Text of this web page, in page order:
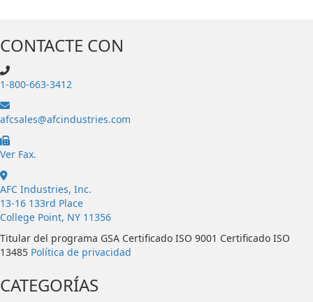
CONTACTE CON
1-800-663-3412
afcsales@afcindustries.com
https://afcindustries.com/contact/#:~:text=Fax
Ver Fax.
AFC Industries, Inc.
13-16 133rd Place
College Point, NY 11356
Titular del programa GSA Certificado ISO 9001 Certificado ISO
13485 Política de privacidad
CATEGORÍAS